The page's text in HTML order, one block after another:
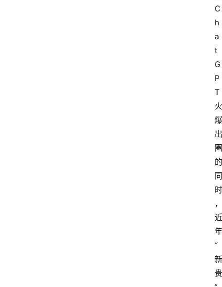
C
h
a
t
G
P
T
火
爆
出
圈
的
同
时
，
近
年
“
新
贵